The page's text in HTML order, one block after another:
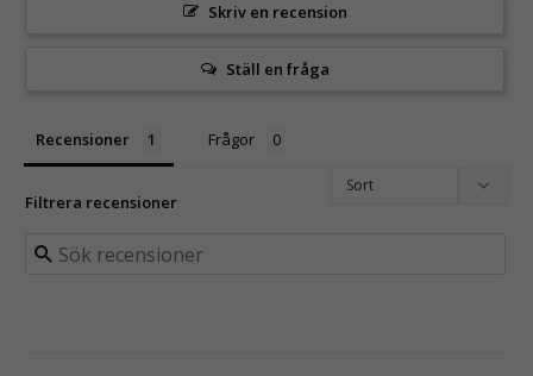
Skriv en recension
Ställ en fråga
Recensioner Frågor
Filtrera recensioner